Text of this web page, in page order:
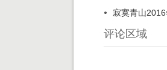
寂寞青山
评论区域